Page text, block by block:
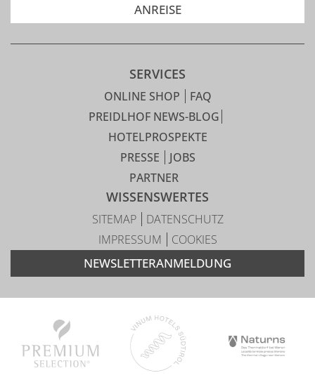
ANREISE
SERVICES
ONLINE SHOP
FAQ
PREIDLHOF NEWS-BLOG
HOTELPROSPEKTE
PRESSE
JOBS
PARTNER
WISSENSWERTES
SITEMAP
DATENSCHUTZ
IMPRESSUM
COOKIES
NEWSLETTERANMELDUNG